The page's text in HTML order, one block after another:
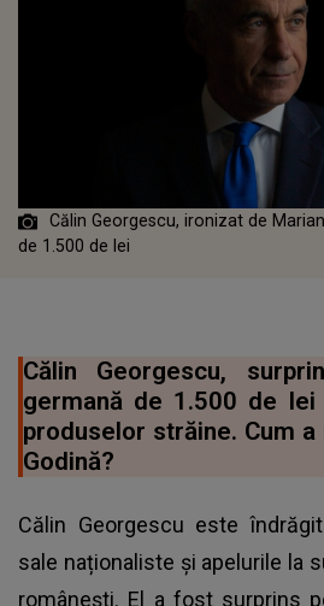
Călin Georgescu, ironizat de
de 1.500 de lei
Călin Georgescu,
germană de 1.500 de lei
produselor străine. Cum
Godină?
Călin Georgescu este
sale naționaliste și apelurile la
românești. El a fost surprins